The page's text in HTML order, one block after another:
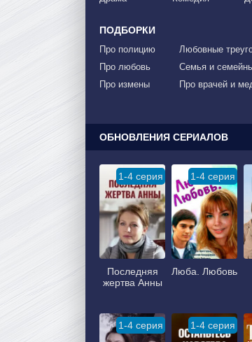
ПОДБОРКИ
Про полицию
Про любовь
Про измены
Любовные
Семья и
Про врачей и
ОБНОВЛЕНИЯ СЕРИАЛОВ
1-4 серия
Последняя
жертва Анны
1-4 серия
Люба. Любовь
1-4 серия 1-4 серия